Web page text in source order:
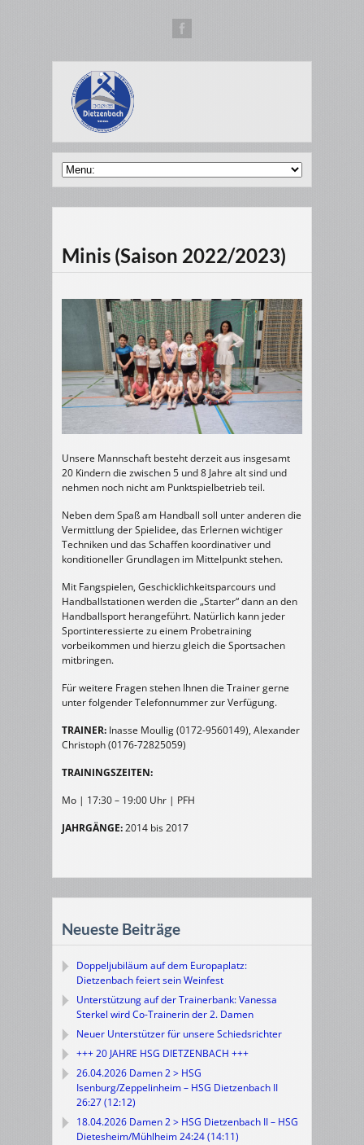
Minis (Saison 2022/2023)
Unsere Mannschaft besteht derzeit aus insgesamt
20 Kindern die zwischen 5 und 8 Jahre alt sind und
nehmen noch nicht am Punktspielbetrieb teil.
Neben dem Spaß am Handball soll unter anderen die
Vermittlung der Spielidee, das Erlernen wichtiger
Techniken und das Schaffen koordinativer und
konditioneller Grundlagen im Mittelpunkt stehen.
Mit Fangspielen, Geschicklichkeitsparcours und
Handballstationen werden die „Starter“ dann an den
Handballsport herangeführt. Natürlich kann jeder
Sportinteressierte zu einem Probetraining
vorbeikommen und hierzu gleich die Sportsachen
mitbringen.
Für weitere Fragen stehen Ihnen die Trainer gerne
unter folgender Telefonnummer zur Verfügung.
TRAINER: Inasse Moullig (0172-9560149), Alexander
Christoph (0176-72825059)
TRAININGSZEITEN:
Mo | 17:30 – 19:00 Uhr | PFH
JAHRGÄNGE:2014 bis 2017
Neueste Beiträge
Doppeljubiläum auf dem Europaplatz:
Dietzenbach feiert sein Weinfest
Unterstützung auf der Trainerbank: Vanessa
Sterkel wird Co-Trainerin der 2. Damen
Neuer Unterstützer für unsere Schiedsrichter
+++ 20 JAHRE HSG DIETZENBACH +++
26.04.2026 Damen 2 > HSG
Isenburg/Zeppelinheim – HSG Dietzenbach II
26:27 (12:12)
18.04.2026 Damen 2 > HSG Dietzenbach II – HSG
Dietesheim/Mühlheim 24:24 (14:11)